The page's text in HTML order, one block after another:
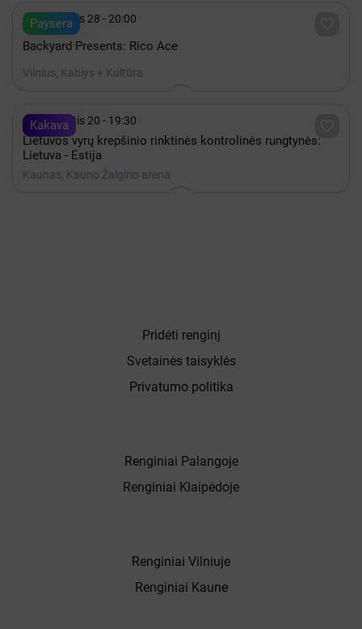
Paysera
 Rugpjūtis 28 - 20:00
Backyard Presents: Rico Ace
Vilnius, Kablys + Kultūra
Kakava
 Rugpjūtis 20 - 19:30
Lietuvos vyrų krepšinio rinktinės kontrolinės rungtynės:
Lietuva - Estija
Kaunas, Kauno Žalgirio arena
Renginiai Vilniuje
Renginiai Kaune
Renginiai Palangoje
Renginiai Klaipėdoje
Pridėti renginį
Svetainės taisyklės
Privatumo politika